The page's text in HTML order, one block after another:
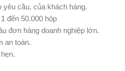
yêu cầu, của khách hàng.
đến 50.000 hộp
đơn hàng doanh nghiệp lớn.
an toàn.